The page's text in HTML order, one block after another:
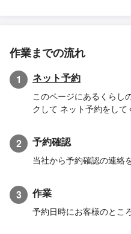
作業までの流れ
1 ネット予約
このページにあるくらし
クして ネット予約をして
2 予約確認
当社から予約確認の連絡
3 作業
予約日時にお客様のとこ